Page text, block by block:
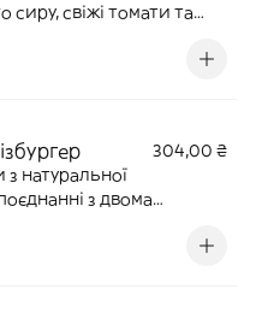
сиру, свіжі томати та
булочці з кунжутом.
304,00 ₴
з натуральної
з двома